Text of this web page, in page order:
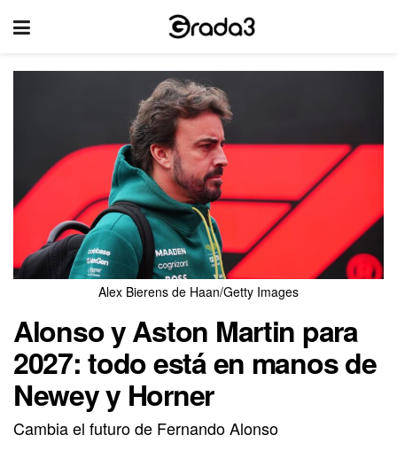
Alex Bierens de Haan/Getty Images
Alonso y Aston Martin para
2027: todo está en manos de
Newey y Horner
Cambia el futuro de Fernando Alonso